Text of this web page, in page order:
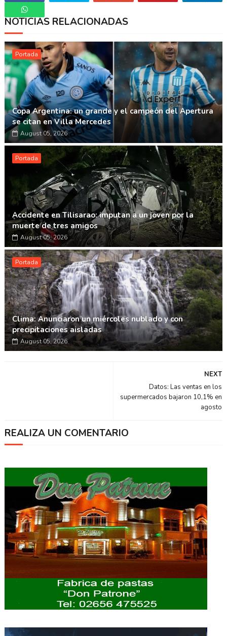
Whatsapp
NOTICIAS RELACIONADAS
Portada
Copa Argentina: un grande y el campeón del Apertura
se citan en Villa Mercedes
August 05, 2026
Portada
Accidente en Tilisarao: imputan a un joven por la
muerte de tres amigos
August 05, 2026
Portada
Clima: Anunciaron un miércoles nublado y con
precipitaciones aisladas
August 05, 2026
NEXT
Datos: Las ventas en los
supermercados bajaron 10,1% en
agosto
REALIZA UN COMENTARIO